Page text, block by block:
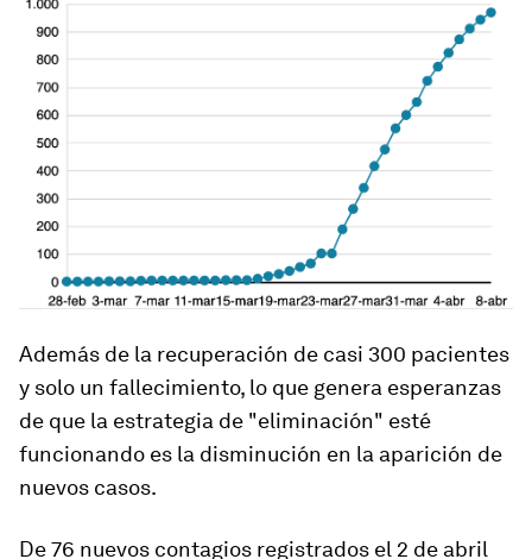
Además de la recuperación de casi 300 pacientes
y solo un fallecimiento, lo que genera esperanzas
de que la estrategia de "eliminación" esté
funcionando es la disminución en la aparición de
nuevos casos.
De 76 nuevos contagios registrados el 2 de abril